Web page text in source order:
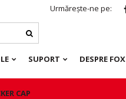
Urmărește-ne pe:
SUPORT DESPRE FOX
CAP